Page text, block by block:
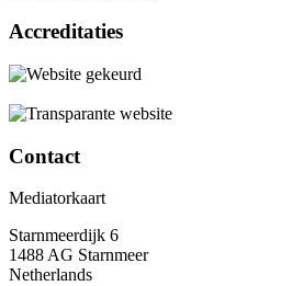
Accreditaties
Contact
Mediatorkaart
Starnmeerdijk 6
1488 AG Starnmeer
Netherlands